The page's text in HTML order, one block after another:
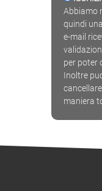
Abbiamo
quindi
e-mail
per poter
Inoltre
maniera